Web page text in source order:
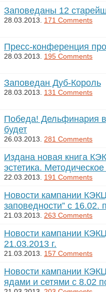
Заповеданы 12
28.03.2013. 171 Comments
Пресс-конференция
28.03.2013. 195 Comments
Заповедан Дуб-Король
28.03.2013. 131 Comments
Победа! Дельфинария
будет
26.03.2013. 281 Comments
Издана новая книга
эстетика.
22.03.2013. 191 Comments
Новости кампании
заповедности” с 16.02.
21.03.2013. 263 Comments
Новости кампании
21.03.2013 г.
21.03.2013. 157 Comments
Новости кампании
ядами и сетями с 8.02